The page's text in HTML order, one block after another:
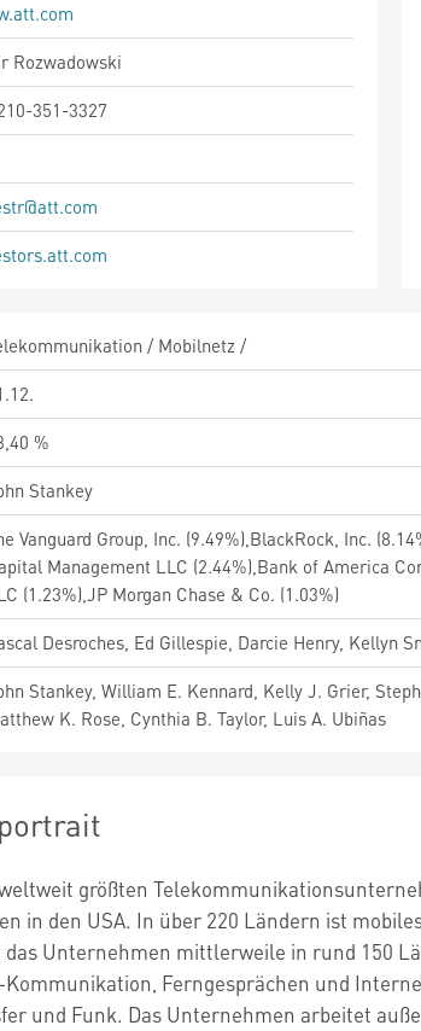
Rozwadowski
351-3327
/ Mobilnetz /
%
Stankey
Vanguard Group, Inc. (9.49%),BlackRock, Inc.
Management LLC (2.44%),Bank of America
(1.23%),JP Morgan Chase & Co. (1.03%)
Desroches, Ed Gillespie, Darcie Henry, Kellyn
Stankey, William E. Kennard, Kelly J. Grier,
K. Rose, Cynthia B. Taylor, Luis A. Ubiñas
größten
in den USA. In über 220 Ländern ist
Unternehmen mittlerweile in rund 150
Ferngesprächen und
und Funk. Das Unternehmen arbeitet